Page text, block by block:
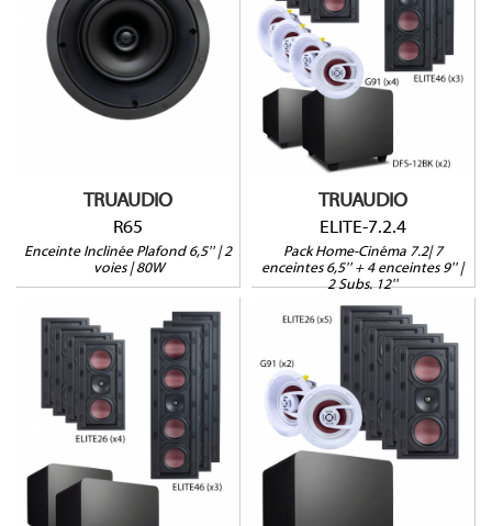
TRUAUDIO
R65
Enceinte Inclinée Plafond 6,5'' | 2
voies | 80W
Woofer incliné
Tweeter pivotant
80W@8Ω
Profondeur : 146mm
TRUAUDIO
ELITE-7.2.4
Pack Home-Cinéma 7.2| 7
enceintes 6,5'' + 4 enceintes 9'' |
2 Subs. 12''
Gammes ELITE / DFS
ELITE-7.2
Gammes ELITE / DFS
ELITE-5.1.2